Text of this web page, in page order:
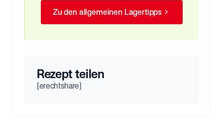
Zu den allgemeinen Lagertipps
Rezept teilen
[erechtshare]